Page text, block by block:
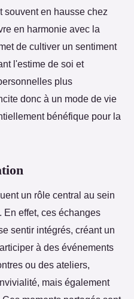
souvent en hausse chez
en harmonie avec la
de cultiver un sentiment
l'estime de soi et
plus
donc à un mode de vie
bénéfique pour la
un rôle central au sein
En effet, ces échanges
sentir intégrés, créant un
à des événements
ou des ateliers,
mais également